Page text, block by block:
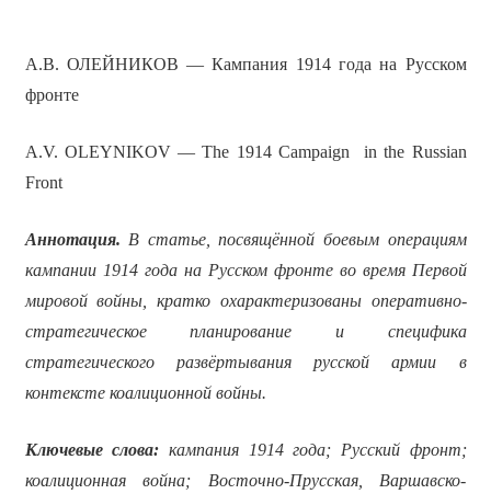
А.В. ОЛЕЙНИКОВ — Кампания 1914 года на Русском
фронте
A.V. OLEYNIKOV — The 1914 Campaign in the Russian
Front
Аннотация. В статье, посвящённой боевым операциям
кампании 1914 года на Русском фронте во время Первой
мировой войны, кратко охарактеризованы оперативно-
стратегическое планирование и специфика
стратегического развёртывания русской армии в
контексте коалиционной войны.
Ключевые слова: кампания 1914 года; Русский фронт;
коалиционная война; Восточно-Прусская, Варшавско-